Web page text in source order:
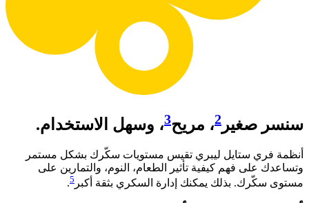
سنسر صغير 2، مريح3، وسهل الاستخدام.
أنظمة فري ستايل ليبري تقيس مستويات سكّرك بشكل مستمر
وتساعدك على فهم كيفية تأثير الطعام، النوم، والتمارين على
مستوى سكّرك. بذلك يمكنك إدارة السكري بثقة أكبر 5
. ​